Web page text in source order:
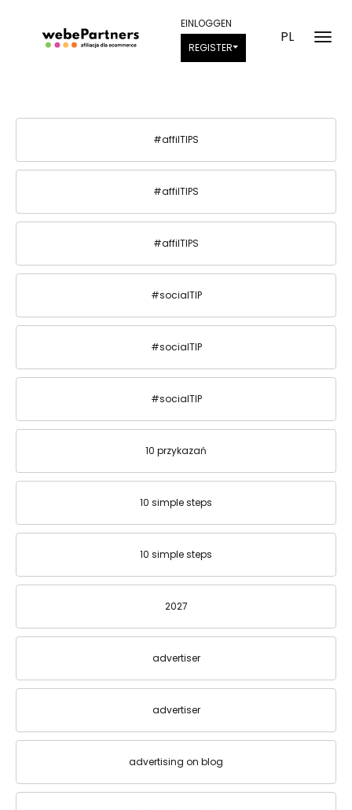
PL
EINLOGGEN
REGISTER
#affilTIPS
#affilTIPS
#affilTIPS
#socialTIP
#socialTIP
#socialTIP
10 przykazań
10 simple steps
10 simple steps
2027
advertiser
advertiser
advertising on blog